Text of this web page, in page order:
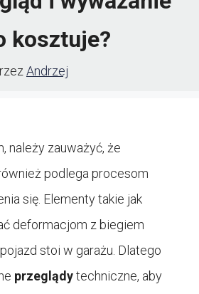
kosztuje?
Andrzej
należy zauważyć, że
podlega procesom
się. Elementy takie jak
deformacjom z biegiem
stoi w garażu. Dlatego
przeglądytechniczne, aby